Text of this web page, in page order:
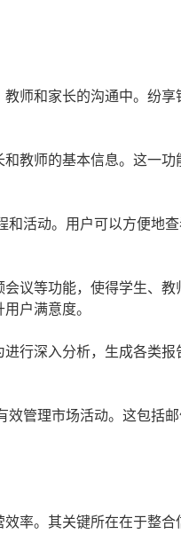
师和家长的沟通中。纷
教师的基本信息。这一
活动。用户可以方便地
议等功能，使得学生、
户满意度。
行深入分析，生成各类
管理市场活动。这包括
率。其关键所在在于整合